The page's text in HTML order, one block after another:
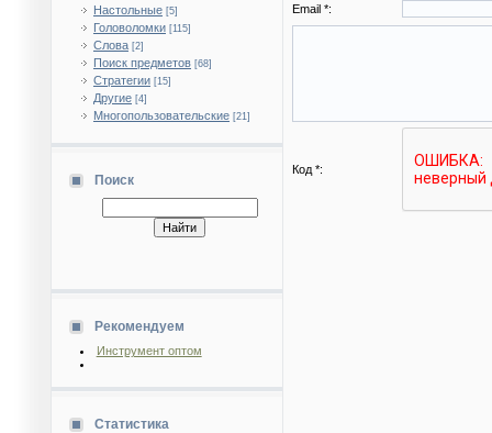
Настольные [5]
Головоломки [115]
Слова [2]
Поиск предметов [68]
Стратегии [15]
Другие [4]
Многопользовательские [21]
Поиск
Рекомендуем
Инструмент оптом
Статистика
Email *:
Код *: